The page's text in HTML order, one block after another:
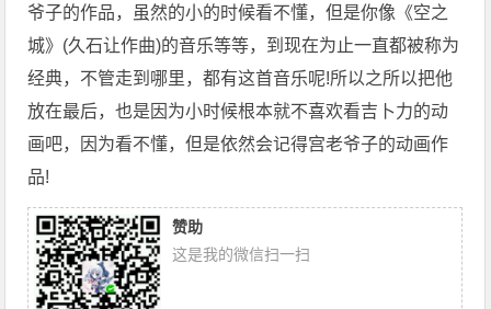
爷子的作品，虽然的小的时候看不懂，但是你像《空之
城》(久石让作曲)的音乐等等，到现在为止一直都被称为
经典，不管走到哪里，都有这首音乐呢!所以之所以把他
放在最后，也是因为小时候根本就不喜欢看吉卜力的动
画吧，因为看不懂，但是依然会记得宫老爷子的动画作
品!
赞助
这是我的微信扫一扫